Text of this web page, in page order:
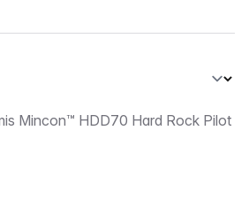
Mincon™ HDD70 Hard Rock Pilot